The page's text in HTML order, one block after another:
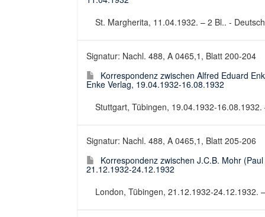
St. Margherita, 11.04.1932. – 2 Bl.. -
Signatur: Nachl. 488, A 0465,1, Blatt 200-204
Korrespondenz zwischen Alfred Eduard
Enke Verlag, 19.04.1932-16.08.1932
Stuttgart, Tübingen, 19.04.1932-
Signatur: Nachl. 488, A 0465,1, Blatt 205-206
Korrespondenz zwischen J.C.B. Mohr
21.12.1932-24.12.1932
London, Tübingen, 21.12.1932-24.12.1932.